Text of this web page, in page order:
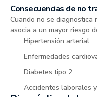
Consecuencias de no
Cuando no se
asocia a un mayor riesgo
Hipertensión arterial
Enfermedades
Diabetes tipo 2
Accidentes laborales